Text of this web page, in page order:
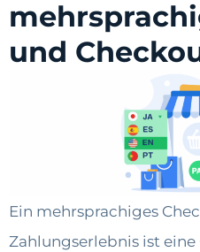
und
Ein mehrsprachiges
Zahlungserlebnis ist